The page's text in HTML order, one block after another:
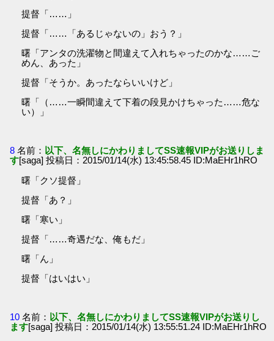
提督「……」
提督「……「あるじゃないの」おう？」
曙「アンタの洗濯物と間違えて入れちゃったのかな……ご
めん、あった」
提督「そうか。あったならいいけど」
曙「（……一瞬間違えて下着の段見かけちゃった……危な
い）」
8 名前： 以下、名無しにかわりましてSS速報VIPがお送りしま
す[saga] 投稿日：2015/01/14(水) 13:45:58.45 ID:MaEHr1hRO
曙「クソ提督」
提督「あ？」
曙「寒い」
提督「……奇遇だな、俺もだ」
曙「ん」
提督「はいはい」
10 名前： 以下、名無しにかわりましてSS速報VIPがお送りし
ます[saga] 投稿日：2015/01/14(水) 13:55:51.24 ID:MaEHr1hRO